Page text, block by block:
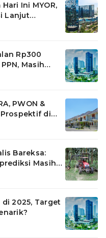
Ini MYOR,
Lanjut
Rp300
Masih
PWON &
Prospektif di
Bareksa:
Masih
2025, Target